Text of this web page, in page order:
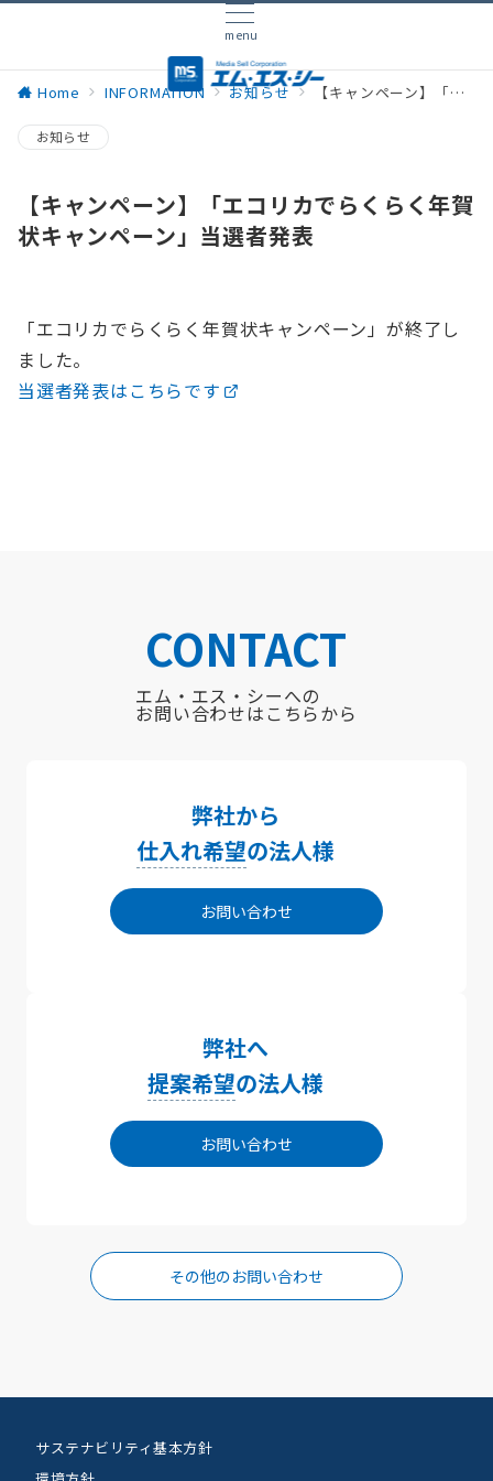
menu
Home INFORMATION お知らせ 【キャンペーン】「エコリカでらくらく年賀状キャンペーン」当選者発表
お知らせ
【キャンペーン】「エコリカでらくらく年賀
状キャンペーン」当選者発表
「エコリカでらくらく年賀状キャンペーン」が終了し
ました。
当選者発表はこちらです
CONTACT
エム・エス・シーへの
お問い合わせはこちらから
弊社から
仕入れ希望の法人様
お問い合わせ
弊社へ
提案希望の法人様
お問い合わせ
その他のお問い合わせ
サステナビリティ基本方針